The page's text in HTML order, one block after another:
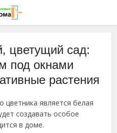
цветущий сад:
под окнами
растения
цветника является белая
создавать особое
в доме.